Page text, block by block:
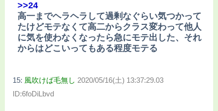
>>24
高一までヘラヘラして過剰なぐらい気つかって
たけどモテなくて高二からクラス変わって他人
に気を使わなくなったら急にモテ出した、それ
からはどこいってもある程度モテる
15: 風吹けば毛無し 2020/05/16(土) 13:37:29.03
ID:6foDiLbvd